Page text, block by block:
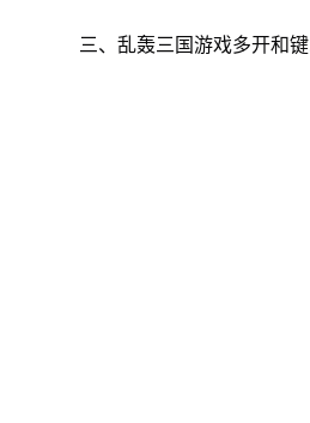
再参考以下步骤进行设置：
三、乱轰三国游戏多开和键